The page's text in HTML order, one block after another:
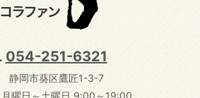
054-251-6321
静岡市葵区鷹匠1-3-7
曜日～土曜日 9:00～19:00